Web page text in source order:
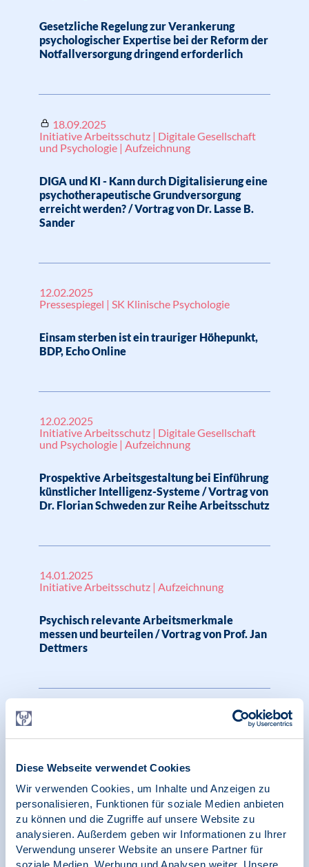
Diese Webseite verwendet Cookies
Wir verwenden Cookies, um Inhalte und Anzeigen zu
personalisieren, Funktionen für soziale Medien anbieten
zu können und die Zugriffe auf unsere Website zu
analysieren. Außerdem geben wir Informationen zu Ihrer
Verwendung unserer Website an unsere Partner für
soziale Medien, Werbung und Analysen weiter. Unsere
Gesetzliche Regelung zur Verankerung
psychologischer Expertise bei der Reform der
Notfallversorgung dringend erforderlich
18.09.2025
Initiative Arbeitsschutz | Digitale Gesellschaft
und Psychologie | Aufzeichnung
DIGA und KI - Kann durch Digitalisierung eine
psychotherapeutische Grundversorgung
erreicht werden? / Vortrag von Dr. Lasse B.
Sander
12.02.2025
Pressespiegel | SK Klinische Psychologie
Einsam sterben ist ein trauriger Höhepunkt,
BDP, Echo Online
12.02.2025
Initiative Arbeitsschutz | Digitale Gesellschaft
und Psychologie | Aufzeichnung
Prospektive Arbeitsgestaltung bei Einführung
künstlicher Intelligenz-Systeme / Vortrag von
Dr. Florian Schweden zur Reihe Arbeitsschutz
14.01.2025
Initiative Arbeitsschutz | Aufzeichnung
Psychisch relevante Arbeitsmerkmale
messen und beurteilen / Vortrag von Prof. Jan
Dettmers
Raus aus der Spirale der Einsamkeit – aber
wie?, BDP, Echo
10.12.2024
Initiative Arbeitsschutz | Aufzeichnung